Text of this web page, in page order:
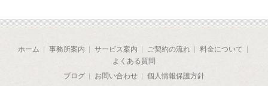
ホーム 事務所案内 サービス案内 ご契約の流れ
料金について
よくある質問
ブログ
お問い合わせ 個人情報保護方針